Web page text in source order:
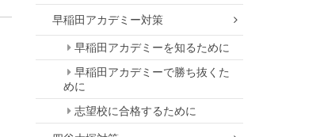
早稲田アカデミー対策
早稲田アカデミーを知るために
早稲田アカデミーで勝ち抜くた
めに
志望校に合格するために